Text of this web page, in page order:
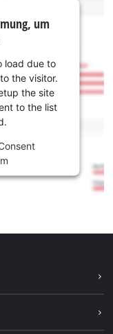
um
load due to
the visitor.
the site
to the list